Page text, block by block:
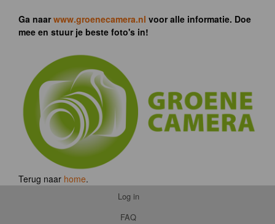
Ga naarwww.groenecamera.nl voor alle informatie. Doe
mee en stuur je beste foto's in!
Terug naar home.
Log in
FAQ